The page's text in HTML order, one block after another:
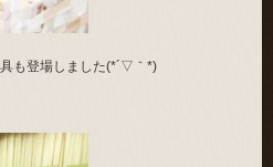
も登場しました(*´▽｀*)